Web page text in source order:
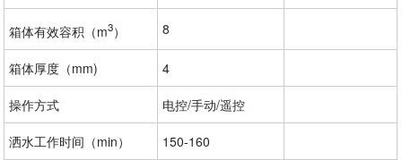
箱体有效容积（m3） 8
箱体厚度（mm) 4
操作方式 电控/手动/遥控
洒水工作时间（min） 150-160